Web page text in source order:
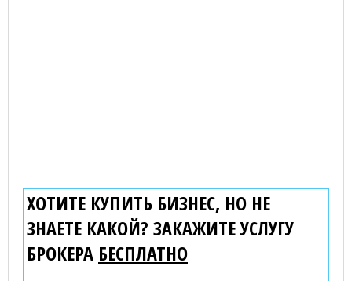
ХОТИТЕ КУПИТЬ БИЗНЕС, НО НЕ
ЗНАЕТЕ КАКОЙ? ЗАКАЖИТЕ УСЛУГУ
БРОКЕРА БЕСПЛАТНО